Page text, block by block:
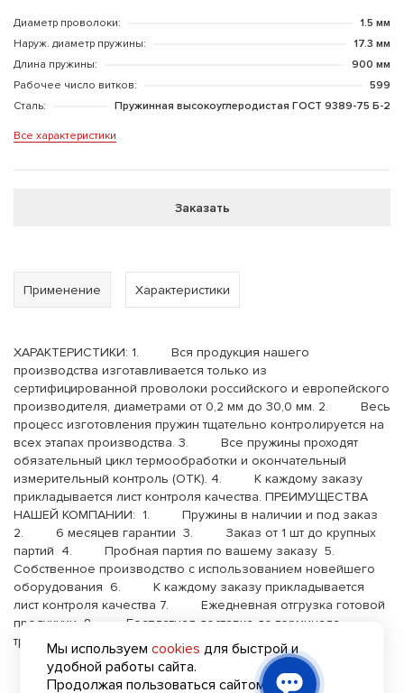
Диаметр проволоки:
1.5 мм
Наруж. диаметр пружины:
17.3 мм
Длина пружины:
900 мм
Рабочее число витков:
599
Сталь:
Пружинная высокоуглеродистая ГОСТ 9389-75 Б-2
Все характеристики
Заказать
Применение Характеристики
ХАРАКТЕРИСТИКИ: 1. Вся продукция нашего
производства изготавливается только из
сертифицированной проволоки российского и европейского
производителя, диаметрами от 0,2 мм до 30,0 мм. 2. Весь
процесс изготовления пружин тщательно контролируется на
всех этапах производства. 3. Все пружины проходят
обязательный цикл термообработки и окончательный
измерительный контроль (ОТК). 4. К каждому заказу
прикладывается лист контроля качества. ПРЕИМУЩЕСТВА
НАШЕЙ КОМПАНИИ: 1. Пружины в наличии и под заказ
2. 6 месяцев гарантии 3. Заказ от 1 шт до крупных
партий 4. Пробная партия по вашему заказу 5.
Собственное производство с использованием новейшего
оборудования 6. К каждому заказу прикладывается
лист контроля качества 7. Ежедневная отгрузка готовой
продукции 8. Бесплатная доставка до терминала
транспортной компании 9. Опыт работы с 2000 года
Мы используемcookies для быстрой и
удобной работы сайта.
Продолжая пользоваться сайтом, вы